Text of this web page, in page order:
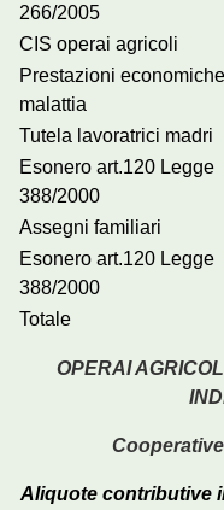
266/2005
CIS operai agricoli
Prestazioni
malattia
Tutela lavoratrici madri
Esonero art.120 Legge
388/2000
Assegni familiari
Esonero art.120 Legge
388/2000
Totale
OPERAI
Aliquote contributive